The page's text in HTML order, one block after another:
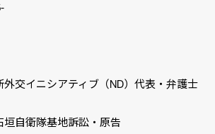
ニシアティブ（ND）代表・弁護士
衛隊基地訴訟・原告